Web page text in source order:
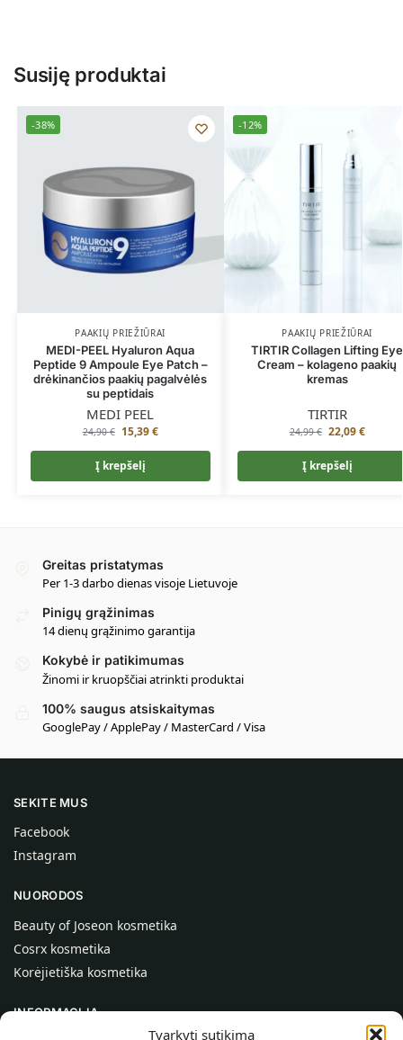
Tvarkyti sutikimą
Susiję produktai
-38%
PAAKIŲ PRIEŽIŪRAI
MEDI-PEEL Hyaluron Aqua
Peptide 9 Ampoule Eye Patch –
drėkinančios paakių pagalvėlės
su peptidais
MEDI PEEL
24,90€ 15,39€
Į krepšelį
-12%
PAAKIŲ PRIEŽIŪRAI
TIRTIR Collagen Lifting Eye
Cream – kolageno paakių
kremas
TIRTIR
24,99€ 22,09€
Į krepšelį
Greitas pristatymas
Per 1-3 darbo dienas visoje Lietuvoje
Pinigų grąžinimas
14 dienų grąžinimo garantija
Kokybė ir patikimumas
Žinomi ir kruopščiai atrinkti produktai
100% saugus atsiskaitymas
GooglePay / ApplePay / MasterCard / Visa
SEKITE MUS
Facebook
Instagram
NUORODOS
Beauty of Joseon kosmetika
Cosrx kosmetika
Korėjietiška kosmetika
INFORMACIJA